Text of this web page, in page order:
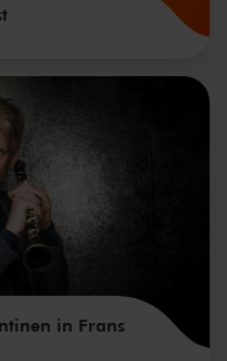
in Frans